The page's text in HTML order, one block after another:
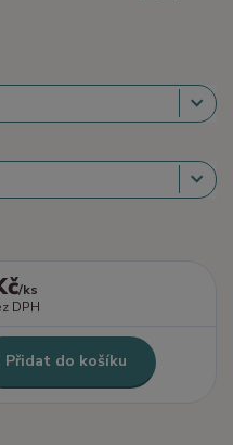
/ks
DPH
Přidat do košíku